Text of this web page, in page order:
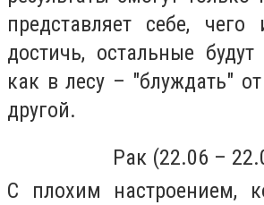
представляет себе, чего
достичь, остальные
как в лесу – "блуждать"
другой.
Рак (22.06 –
С плохим настроением,